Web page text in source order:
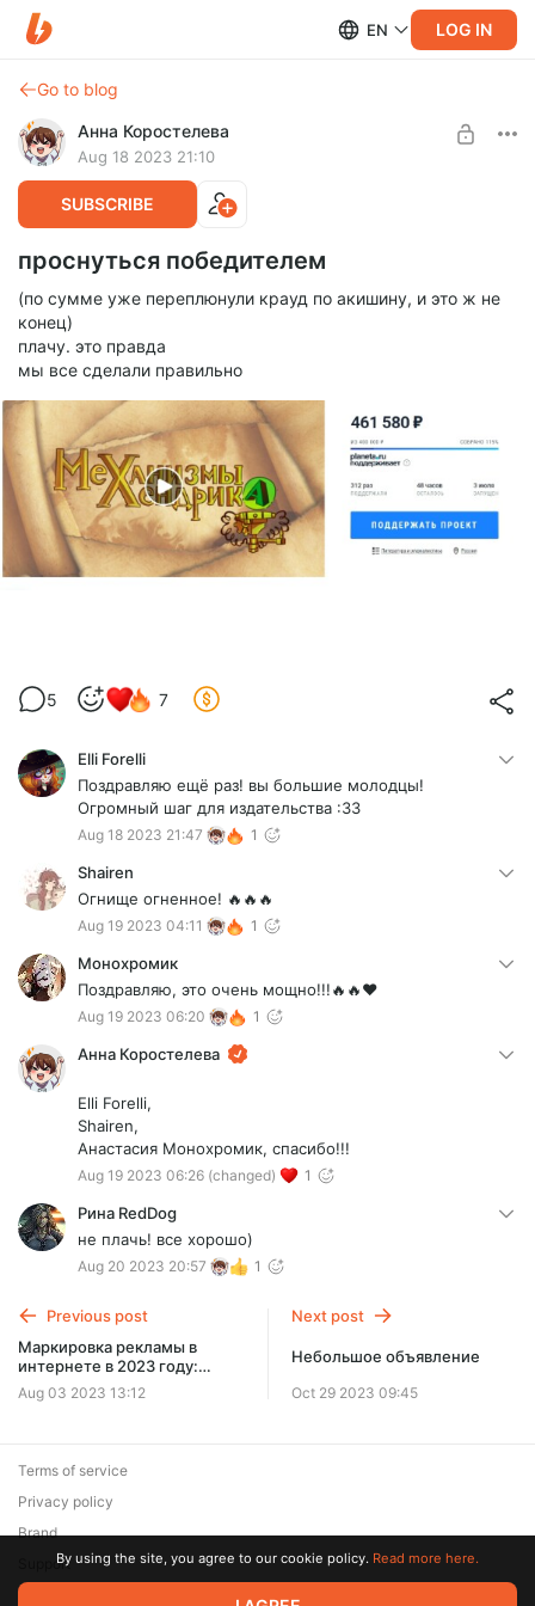
EN LOG IN
Go to blog
Анна Коростелева
Aug 18 2023 21:10
SUBSCRIBE
проснуться победителем
(по сумме уже переплюнули крауд по акишину, и это ж не
конец)
плачу. это правда
мы все сделали правильно
5 7
Elli Forelli
Поздравляю ещё раз! вы большие молодцы!
Огромный шаг для издательства :33
Aug 18 2023 21:47 1
Shairen
Огнище огненное! 🔥🔥🔥
Aug 19 2023 04:11 1
Монохромик
Поздравляю, это очень мощно!!!🔥🔥♥️
Aug 19 2023 06:20 1
Анна Коростелева
Elli Forelli,
Shairen,
Анастасия Монохромик, спасибо!!!
Aug 19 2023 06:26 (changed) 1
Рина RedDog
не плачь! все хорошо)
Aug 20 2023 20:57 1
Previous post
Маркировка рекламы в
интернете в 2023 году:
самореклама, маркировка
на маркетплейсах,
Aug 03 2023 13:12
Next post
Небольшое объявление
Oct 29 2023 09:45
Terms of service
Privacy policy
Brand
SupportBy using the site, you agree to our cookie policy. Read more here.